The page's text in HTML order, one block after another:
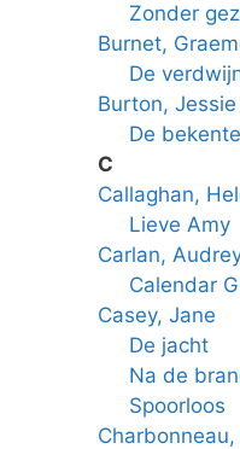
Zonder
Burnet,
De
Burton, Jessie
De
C
Callaghan,
Lieve Amy
Carlan,
Calendar
Casey, Jane
De jacht
Na de
Spoorloos
Charbonneau,